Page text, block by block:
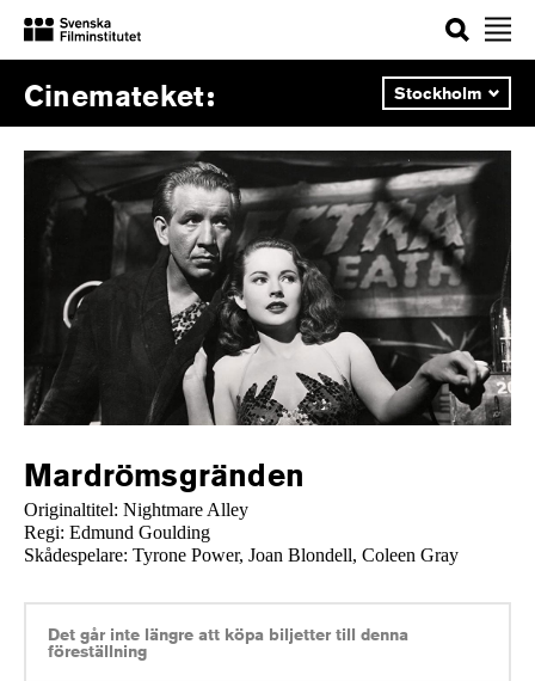
Sök
Cinemateket
Välj
stad:
Mardrömsgränden
Originaltitel: Nightmare Alley
Regi: Edmund Goulding
Skådespelare: Tyrone Power, Joan Blondell, Coleen Gray
Det går inte längre att köpa biljetter till denna
föreställning